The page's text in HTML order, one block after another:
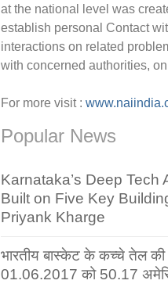
at the national level was
establish personal Contact
interactions on related
with concerned authorities,
For more visit :
Popular News
Karnataka’s Deep Tech
Built on Five Key
Priyank Kharge
भारतीय बास्केट के कच्चे तेल की
01.06.2017 को 50.17